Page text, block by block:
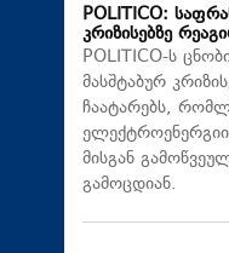
POLITICO:
კრიზისებზე
POLITICO-ს
მასშტაბურ
ჩაატარებს,
მისგან
გამოცდიან.